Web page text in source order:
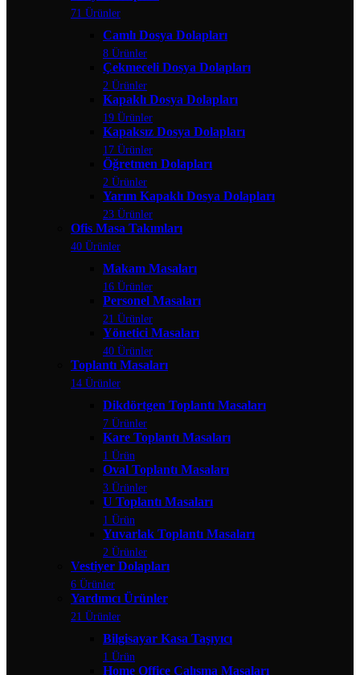
71 Ürünler
Camlı Dosya Dolapları
8 Ürünler
Çekmeceli Dosya Dolapları
2 Ürünler
Kapaklı Dosya Dolapları
19 Ürünler
Kapaksız Dosya Dolapları
17 Ürünler
Öğretmen Dolapları
2 Ürünler
Yarım Kapaklı Dosya Dolapları
23 Ürünler
Ofis Masa Takımları
40 Ürünler
Makam Masaları
16 Ürünler
Personel Masaları
21 Ürünler
Yönetici Masaları
40 Ürünler
Toplantı Masaları
14 Ürünler
Dikdörtgen Toplantı Masaları
7 Ürünler
Kare Toplantı Masaları
1 Ürün
Oval Toplantı Masaları
3 Ürünler
U Toplantı Masaları
1 Ürün
Yuvarlak Toplantı Masaları
2 Ürünler
Vestiyer Dolapları
6 Ürünler
Yardımcı Ürünler
21 Ürünler
Bilgisayar Kasa Taşıyıcı
1 Ürün
Home Office Çalışma Masaları